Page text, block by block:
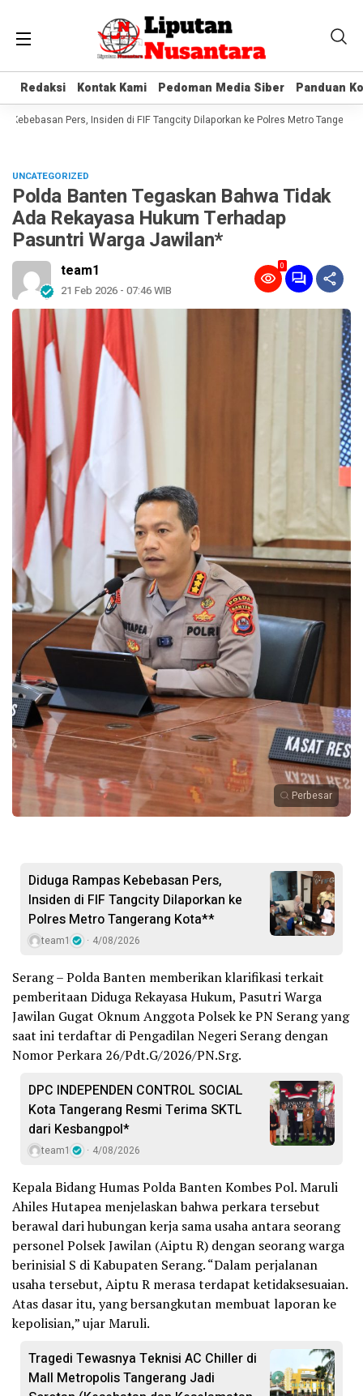
Redaksi Kontak Kami Pedoman Media Siber Panduan
Redaksi Kontak Kami Pedoman Media Siber Panduan
Pers, Insiden di FIF Tangcity Dilaporkan ke Polres Metro Tangerang
UNCATEGORIZED
Polda Banten Tegaskan Bahwa Tidak
Ada Rekayasa Hukum Terhadap
Pasuntri Warga Jawilan*
team1
21 Feb 2026 - 07:46 WIB
0
Perbesar
Diduga Rampas Kebebasan Pers,
Insiden di FIF Tangcity Dilaporkan ke
Polres Metro Tangerang Kota**
team1 4/08/2026
Serang – Polda Banten memberikan klarifikasi terkait
pemberitaan Diduga Rekayasa Hukum, Pasutri Warga
Jawilan Gugat Oknum Anggota Polsek ke PN Serang yang
saat ini terdaftar di Pengadilan Negeri Serang dengan
Nomor Perkara 26/Pdt.G/2026/PN.Srg.
DPC INDEPENDEN CONTROL SOCIAL
Kota Tangerang Resmi Terima SKTL
dari Kesbangpol*
team1 4/08/2026
Kepala Bidang Humas Polda Banten Kombes Pol. Maruli
Ahiles Hutapea menjelaskan bahwa perkara tersebut
berawal dari hubungan kerja sama usaha antara seorang
personel Polsek Jawilan (Aiptu R) dengan seorang warga
berinisial S di Kabupaten Serang. “Dalam perjalanan
usaha tersebut, Aiptu R merasa terdapat ketidaksesuaian.
Atas dasar itu, yang bersangkutan membuat laporan ke
kepolisian,” ujar Maruli.
Tragedi Tewasnya Teknisi AC Chiller di
Mall Metropolis Tangerang Jadi